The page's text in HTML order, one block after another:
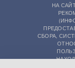
НА
СБОРА,